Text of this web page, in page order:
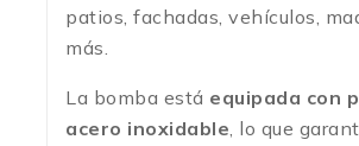
patios, fachadas, vehículos,
más.
La bomba está equipada con
acero inoxidable, lo que